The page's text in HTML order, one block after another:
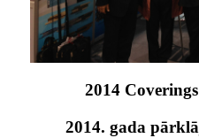
2014
2014. gada